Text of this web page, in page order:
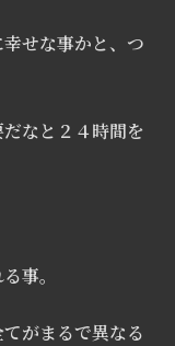
せな事かと、つ
なと２４時間を
事。
がまるで異なる